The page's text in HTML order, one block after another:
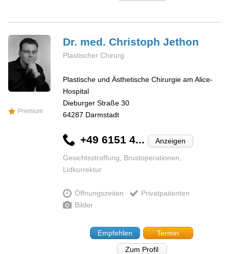
Premium
Dr. med. ChristophJethon
Plastischer Chirurg
Plastische und Ästhetische Chirurgie am Alice-
Hospital
Dieburger Straße 30
64287 Darmstadt
+49 6151 4... Anzeigen
Gesichtsstraffung, Brustoperationen,
Lidkorrektur
Öffnungszeiten
Privatpatienten
Bilder
Empfehlen
Termin
Zum Profil